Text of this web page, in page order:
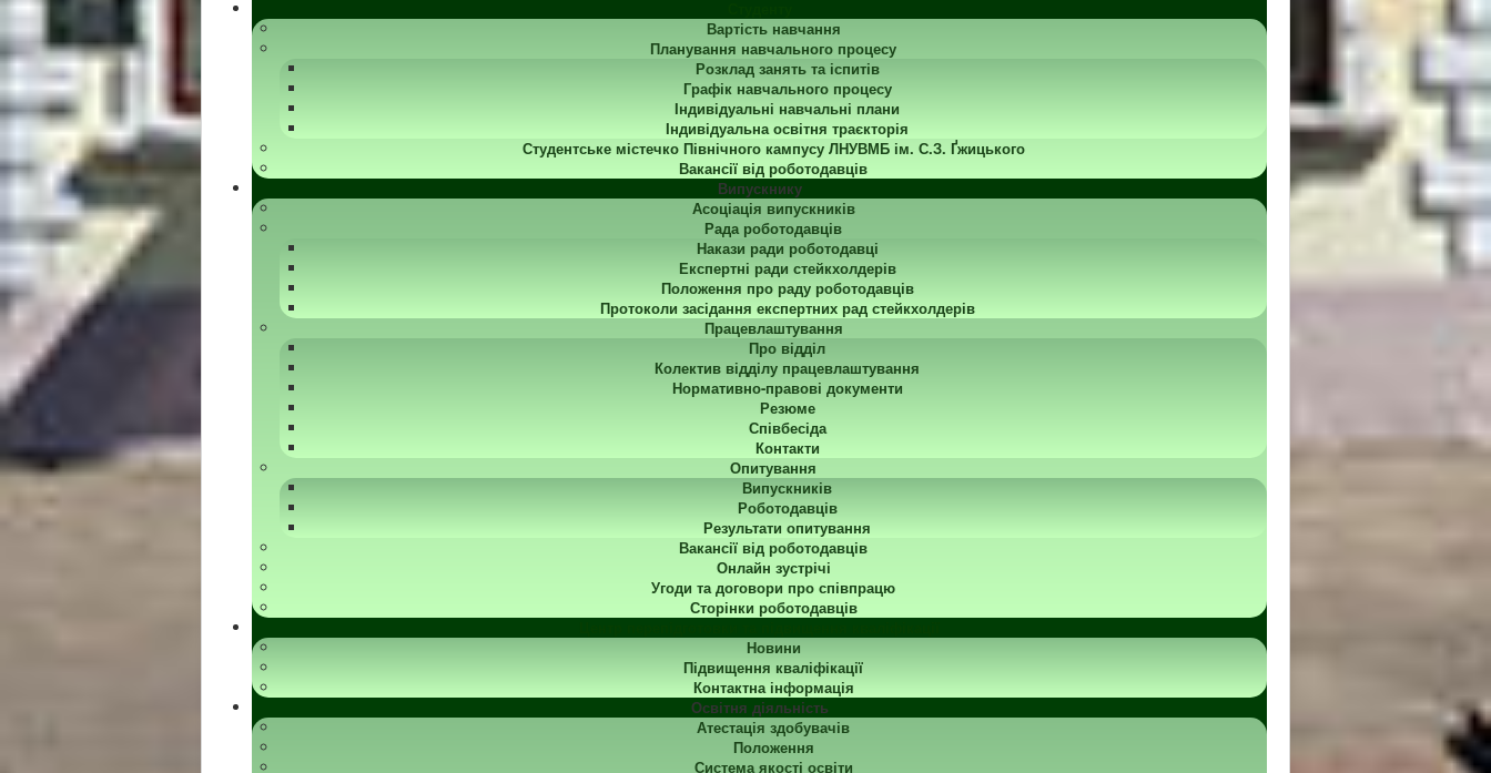
Вартість навчання
Планування навчального процесу
Розклад занять та іспитів
Графік навчального процесу
Індивідуальні навчальні плани
Індивідуальна освітня траєкторія
Студентське містечко Північного кампусу ЛНУВМБ ім. С.З. Ґжицького
Вакансії від роботодавців
Випускнику
Асоціація випускників
Рада роботодавців
Накази ради роботодавці
Експертні ради стейкхолдерів
Положення про раду роботодавців
Протоколи засідання експертних рад стейкхолдерів
Працевлаштування
Про відділ
Колектив відділу працевлаштування
Нормативно-правові документи
Резюме
Співбесіда
Контакти
Опитування
Випускників
Роботодавців
Результати опитування
Вакансії від роботодавців
Онлайн зустрічі
Угоди та договори про співпрацю
Сторінки роботодавців
Новини
Підвищення кваліфікації
Контактна інформація
Освітня діяльність
Атестація здобувачів
Положення
Система якості освіти